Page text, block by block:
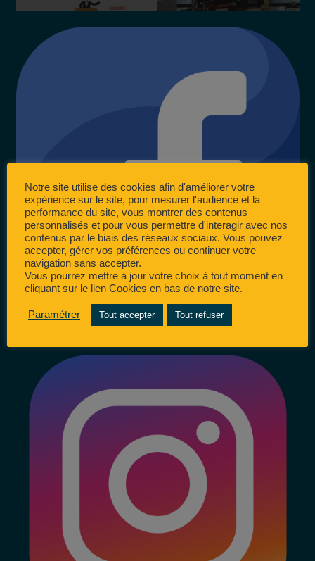
Notre site utilise des cookies afin d'améliorer votre
expérience sur le site, pour mesurer l'audience et la
performance du site, vous montrer des contenus
personnalisés et pour vous permettre d'interagir avec nos
contenus par le biais des réseaux sociaux. Vous pouvez
accepter, gérer vos préférences ou continuer votre
navigation sans accepter.
Vous pourrez mettre à jour votre choix à tout moment en
cliquant sur le lien Cookies en bas de notre site.
Paramétrer Tout accepter Tout refuser